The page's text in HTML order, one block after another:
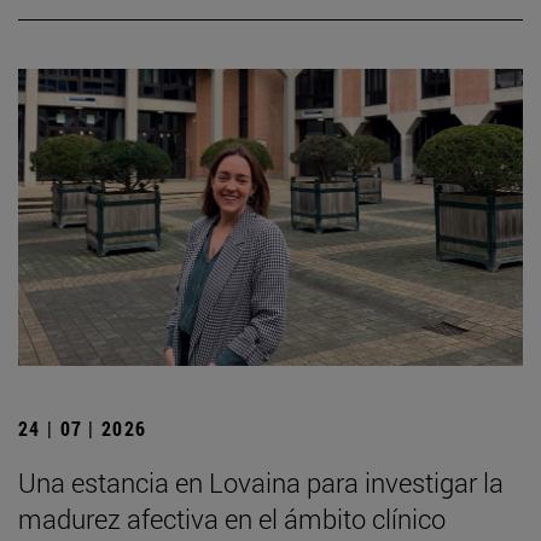
24 | 07 | 2026
Una estancia en Lovaina para investigar la
madurez afectiva en el ámbito clínico